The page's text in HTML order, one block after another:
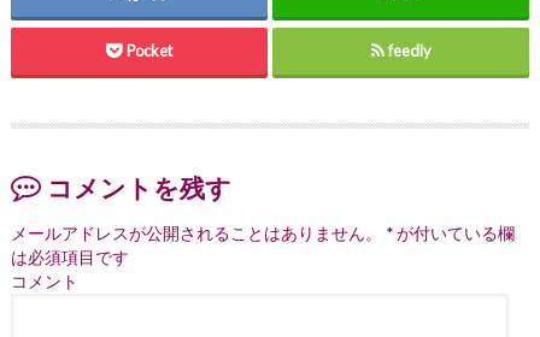
Pocket feedly
コメントを残す
メールアドレスが公開されることはありません。 *が付いている欄
は必須項目です
コメント